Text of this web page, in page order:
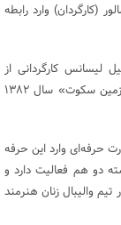
(کارگردان) وارد رابطه
فارغ التحصیل لیسانس کارگردانی از
دانشگاه سوره می باشد که نخستین فیلم او «ساکنین سرزمین سکوت» سال ۱۳۸۲
حرفه‌ای وارد این حرفه
دو هم فعالیت دارد و
والیبال زنان هنرمند